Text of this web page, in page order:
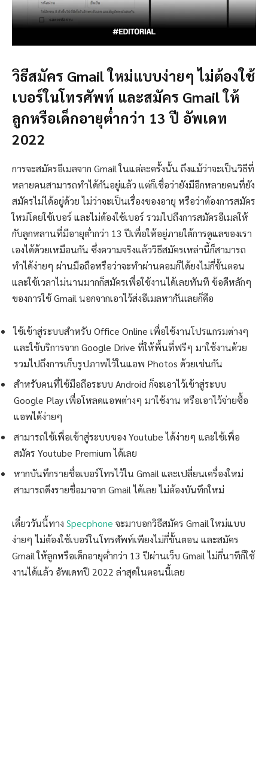
วิธีสมัคร Gmail ใหม่แบบง่ายๆ ไม่ต้องใช้
เบอร์ในโทรศัพท์ และสมัคร Gmail ให้
ลูกหรือเด็กอายุต่ำกว่า 13 ปี อัพเดท
2022
การจะสมัครอีเมลจาก Gmail ในแต่ละครั้งนั้น ถึงแม้ว่าจะเป็นวิธีที่
หลายคนสามารถทำได้กันอยู่แล้ว แต่ก็เชื่อว่ายังมีอีกหลายคนที่ยัง
สมัครไม่ได้อยู่ด้วย ไม่ว่าจะเป็นเรื่องของอายุ หรือว่าต้องการสมัคร
ใหม่โดยใช้เบอร์ และไม่ต้องใช้เบอร์ รวมไปถึงการสมัครอีเมลให้
กับลูกหลานที่มีอายุต่ำกว่า 13 ปีเพื่อให้อยู่ภายใต้การดูแลของเรา
เองได้ด้วยเหมือนกัน ซึ่งความจริงแล้ววิธีสมัครเหล่านี้ก็สามารถ
ทำได้ง่ายๆ ผ่านมือถือหรือว่าจะทำผ่านคอมก็ได้ยงไม่กี่ขั้นตอน
และใช้เวลาไม่นานมากก็สมัครเพื่อใช้งานได้เลยทันที ข้อดีหลักๆ
ของการใช้ Gmail นอกจากเอาไว้ส่งอีเมลหากันเลยก็คือ
ใช้เข้าสู่ระบบสำหรับ Office Online เพื่อใช้งานโปรแกรมต่างๆ
และใช้บริการจาก Google Drive ที่ให้พื้นที่ฟรีๆ มาใช้งานด้วย
รวมไปถึงการเก็บรูปภาพไว้ในแอพ Photos ด้วยเช่นกัน
สำหรับคนที่ใช้มือถือระบบ Android ก็จะเอาไว้เข้าสู่ระบบ
Google Play เพื่อโหลดแอพต่างๆ มาใช้งาน หรือเอาไว้จ่ายซื้อ
แอพได้ง่ายๆ
สามารถใช้เพื่อเข้าสู่ระบบของ Youtube ได้ง่ายๆ และใช้เพื่อ
สมัคร Youtube Premium ได้เลย
หากบันทึกรายชื่อเบอร์โทรไว้ใน Gmail และเปลี่ยนเครื่องใหม่
สามารถดึงรายชื่อมาจาก Gmail ได้เลย ไม่ต้องบันทึกใหม่
เดี๋ยววันนี้ทาง Specphone จะมาบอกวิธีสมัคร Gmail ใหม่แบบ
ง่ายๆ ไม่ต้องใช้เบอร์ในโทรศัพท์เพียงไม่กี่ขั้นตอน และสมัคร
Gmail ให้ลูกหรือเด็กอายุต่ำกว่า 13 ปีผ่านเว็บ Gmail ไม่กี่นาทีก็ใช้
งานได้แล้ว อัพเดทปี 2022 ล่าสุดในตอนนี้เลย